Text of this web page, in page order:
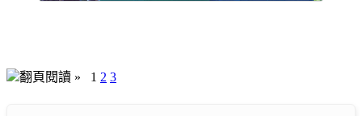
翻頁閱讀 » 1 2 3